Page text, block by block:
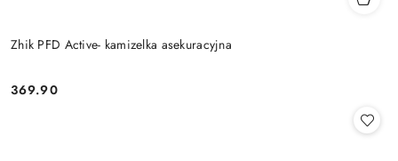
Zhik PFD Active- kamizelka asekuracyjna
Cena:
369.90